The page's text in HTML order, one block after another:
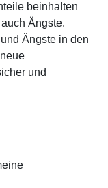
beinhalten
Ängste.
Ängste in den
und